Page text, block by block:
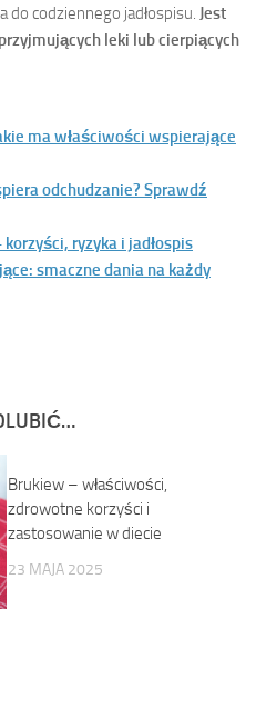
codziennego jadłospisu. Jest
leki lub cierpiących
ma właściwości wspierające
odchudzanie? Sprawdź
ryzyka i jadłospis
smaczne dania na każdy
Brukiew – właściwości,
zdrowotne korzyści i
zastosowanie w diecie
23 MAJA 2025